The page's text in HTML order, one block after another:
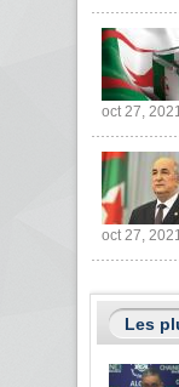
oct 27, 2021
oct 27, 2021
Les